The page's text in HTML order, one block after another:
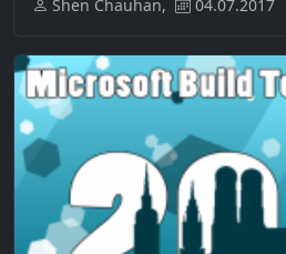
Shen Chauhan, 04.07.2017